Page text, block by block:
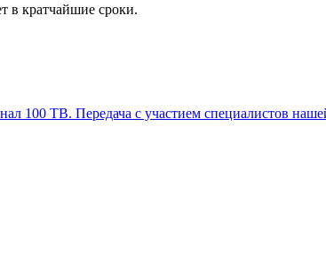
в кратчайшие сроки.
100 ТВ. Передача с участием специалистов